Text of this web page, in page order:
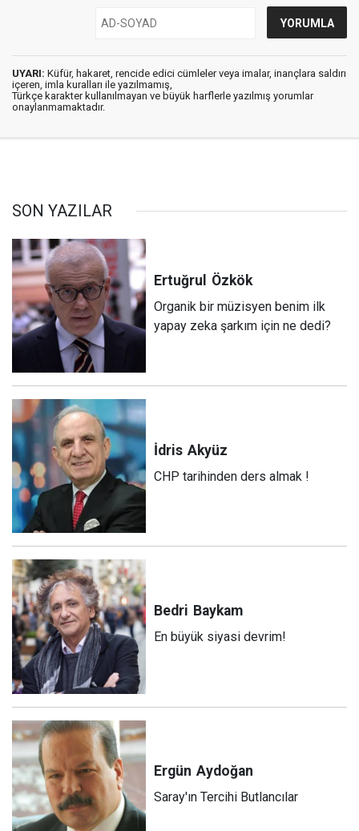
UYARI: Küfür, hakaret, rencide edici cümleler veya imalar, inançlara saldırı
içeren, imla kuralları ile yazılmamış,
Türkçe karakter kullanılmayan ve büyük harflerle yazılmış yorumlar
onaylanmamaktadır.
SON YAZILAR
Ertuğrul Özkök
Organik bir müzisyen benim ilk
yapay zeka şarkım için ne dedi?
İdris Akyüz
CHP tarihinden ders almak !
Bedri Baykam
En büyük siyasi devrim!
Ergün Aydoğan
Saray'ın Tercihi Butlancılar